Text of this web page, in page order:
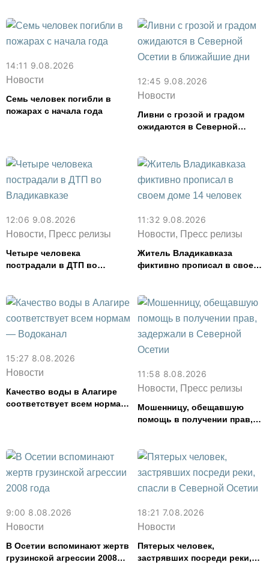
14:11 9.08.2026
Новости
Семь человек погибли в
пожарах с начала года
12:45 9.08.2026
Новости
Ливни с грозой и градом
ожидаются в Северной
12:06 9.08.2026
Новости, Пресс релизы
Четыре человека
пострадали в ДТП во
11:32 9.08.2026
Новости, Пресс релизы
Житель Владикавказа
фиктивно прописал в своем
15:27 8.08.2026
Новости
Качество воды в Алагире
соответствует всем нормам
11:58 8.08.2026
Новости, Пресс релизы
Мошенницу, обещавшую
помощь в получении прав,
9:00 8.08.2026
Новости
В Осетии вспоминают жертв
грузинской агрессии 2008
18:21 7.08.2026
Новости
Пятерых человек,
застрявших посреди реки,